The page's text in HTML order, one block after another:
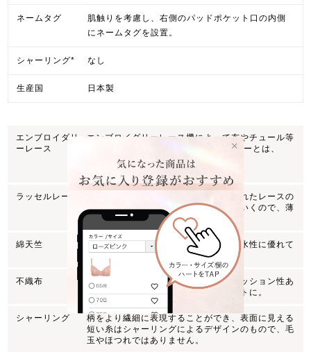
ネームタグ
肌触りを考慮し、右側のパッドポケット口の内側
にネームタグを設置。
シャーリング* なし
生産国 日本製
エンブロイダリ
ーレース
エンブロイダリーレース機によって布やチュール等
に刺繍を施したもの。(エンブロイダリーとは、
『刺繍』の意味)
ラッセルレース
ラッセルレース編機という経機で作られたレースの
こと。レースを編みながら柄を作っていくので、薄
く平らな仕上がりが特徴。
綿天竺
柔らかな綿素材。綿特有の保温性、吸水性に優れて
います。
不織布
軽く、通気性に優れた素材、程よいクッション性あ
り造形効果で自然な仕上りのシルエットに。
シャーリング
柄をより繊細に表現することができ、表面に見える
短い糸はシャーリングによるデザインのもので、毛
玉やほつれではありません。